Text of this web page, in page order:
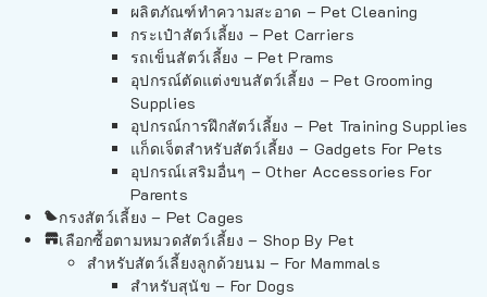
ผลิตภัณฑ์ทำความสะอาด – Pet Cleaning
กระเป๋าสัตว์เลี้ยง – Pet Carriers
รถเข็นสัตว์เลี้ยง – Pet Prams
อุปกรณ์ตัดแต่งขนสัตว์เลี้ยง – Pet Grooming
Supplies
อุปกรณ์การฝึกสัตว์เลี้ยง – Pet Training Supplies
แก็ดเจ็ตสำหรับสัตว์เลี้ยง – Gadgets For Pets
อุปกรณ์เสริมอื่นๆ – Other Accessories For
Parents
กรงสัตว์เลี้ยง – Pet Cages
เลือกซื้อตามหมวดสัตว์เลี้ยง – Shop By Pet
สำหรับสัตว์เลี้ยงลูกด้วยนม – For Mammals
สำหรับสุนัข – For Dogs